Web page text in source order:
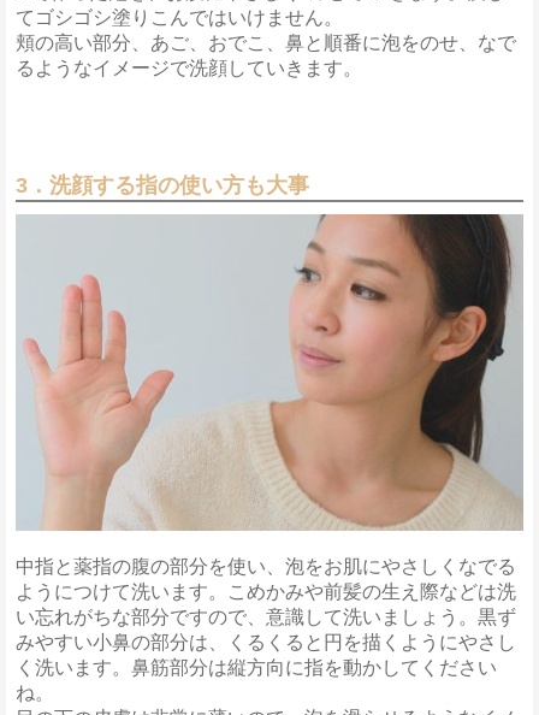
てゴシゴシ塗りこんではいけません。
頬の高い部分、あご、おでこ、鼻と順番に泡をのせ、なで
るようなイメージで洗顔していきます。
3．洗顔する指の使い方も大事
中指と薬指の腹の部分を使い、泡をお肌にやさしくなでる
ようにつけて洗います。こめかみや前髪の生え際などは洗
い忘れがちな部分ですので、意識して洗いましょう。黒ず
みやすい小鼻の部分は、くるくると円を描くようにやさし
く洗います。鼻筋部分は縦方向に指を動かしてください
ね。